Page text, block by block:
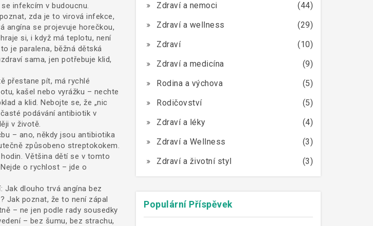
infekcím v budoucnu.
zda je to virová infekce,
angína se projevuje horečkou,
si, i když má teplotu, není
je paralena, běžná dětská
sama, jen potřebuje klid,
přestane pít, má rychlé
kašel nebo vyrážku – nechte
a klid. Nebojte se, že „nic
podávání antibiotik v
v životě.
– ano, někdy jsou antibiotika
způsobeno streptokokem.
Většina dětí se v tomto
o rychlost – jde o
Jak dlouho trvá angína bez
Jak poznat, že to není zápal
– ne jen podle rady sousedky
– bez šumu, bez strachu,
Zdraví a nemoci
(44)
Zdraví a wellness
(29)
Zdraví
(10)
Zdraví a medicína
(9)
Rodina a výchova
(5)
Rodičovství
(5)
Zdraví a léky
(4)
Zdraví a Wellness
(3)
Zdraví a životní styl
(3)
Populární Příspěvek